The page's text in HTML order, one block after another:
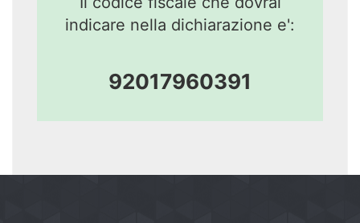
indicare nella dichiarazione e':
92017960391